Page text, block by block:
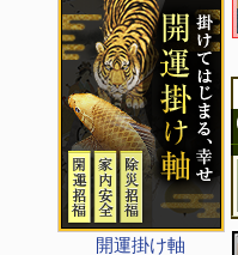
開運掛け軸